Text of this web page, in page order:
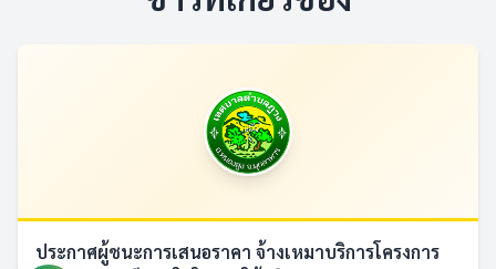
ประกาศผู้ชนะการเสนอราคา จ้างเหมาบริการโครงการ